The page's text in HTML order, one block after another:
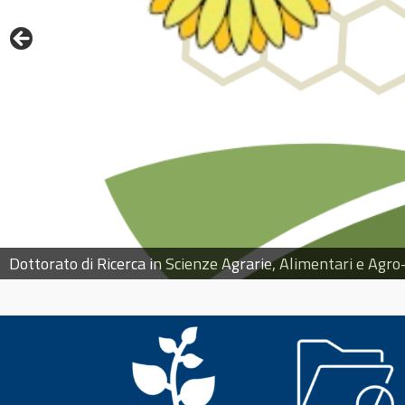
Dottorato di Ricerca in Scienze Agrarie, Alimentari e
Il Dipartimento di Scienze Agrarie, Alimentari e Agro-